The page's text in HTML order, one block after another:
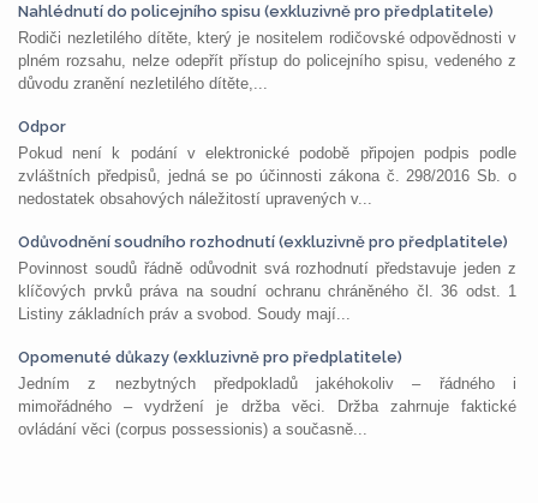
Nahlédnutí do policejního spisu (exkluzivně pro předplatitele)
Rodiči nezletilého dítěte, který je nositelem rodičovské odpovědnosti v
plném rozsahu, nelze odepřít přístup do policejního spisu, vedeného z
důvodu zranění nezletilého dítěte,...
Odpor
Pokud není k podání v elektronické podobě připojen podpis podle
zvláštních předpisů, jedná se po účinnosti zákona č. 298/2016 Sb. o
nedostatek obsahových náležitostí upravených v...
Odůvodnění soudního rozhodnutí (exkluzivně pro předplatitele)
Povinnost soudů řádně odůvodnit svá rozhodnutí představuje jeden z
klíčových prvků práva na soudní ochranu chráněného čl. 36 odst. 1
Listiny základních práv a svobod. Soudy mají...
Opomenuté důkazy (exkluzivně pro předplatitele)
Jedním z nezbytných předpokladů jakéhokoliv – řádného i
mimořádného – vydržení je držba věci. Držba zahrnuje faktické
ovládání věci (corpus possessionis) a současně...